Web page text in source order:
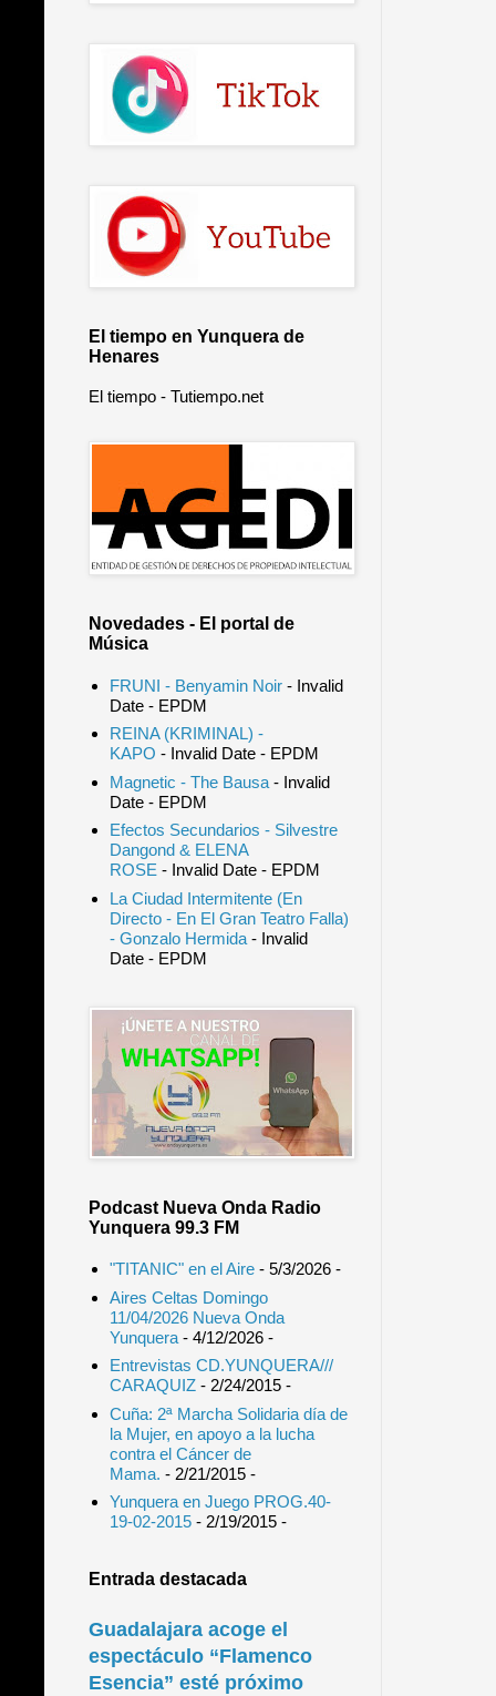
El tiempo en Yunquera de
Henares
El tiempo - Tutiempo.net
Novedades - El portal de
Música
FRUNI - Benyamin Noir- Invalid
Date- EPDM
REINA (KRIMINAL) -
KAPO - Invalid Date- EPDM
Magnetic - The Bausa- Invalid
Date- EPDM
Efectos Secundarios - Silvestre
Dangond & ELENA
ROSE - Invalid Date- EPDM
La Ciudad Intermitente (En
Directo - En El Gran Teatro Falla)
- Gonzalo Hermida- Invalid
Date- EPDM
Podcast Nueva Onda Radio
Yunquera 99.3 FM
"TITANIC" en el Aire- 5/3/2026-
Aires Celtas Domingo
11/04/2026 Nueva Onda
Yunquera- 4/12/2026-
Entrevistas CD.YUNQUERA///
CARAQUIZ- 2/24/2015-
Cuña: 2ª Marcha Solidaria día de
la Mujer, en apoyo a la lucha
contra el Cáncer de
Mama. - 2/21/2015-
Yunquera en Juego PROG.40-
19-02-2015- 2/19/2015-
Entrada destacada
Guadalajara acoge el
espectáculo “Flamenco
Esencia” esté próximo